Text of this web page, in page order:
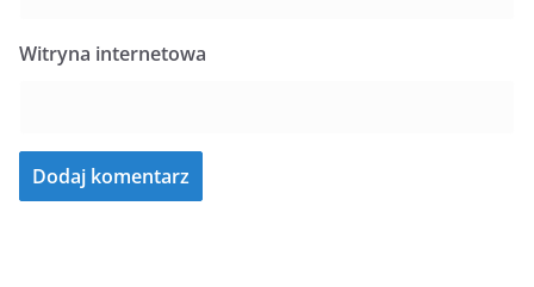
Witryna internetowa